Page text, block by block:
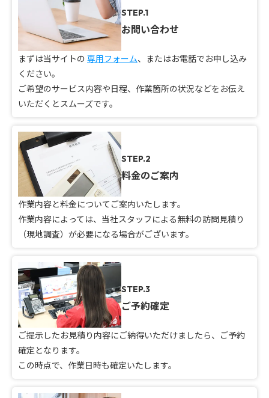
STEP.1
お問い合わせ
まずは当サイトの 専用フォーム、またはお電話でお申し込み
ください。
ご希望のサービス内容や日程、作業箇所の状況などをお伝え
いただくとスムーズです。
STEP.2
料金のご案内
作業内容と料金についてご案内いたします。
作業内容によっては、当社スタッフによる無料の訪問見積り
（現地調査）が必要になる場合がございます。
STEP.3
ご予約確定
ご提示したお見積り内容にご納得いただけましたら、ご予約
確定となります。
この時点で、作業日時も確定いたします。